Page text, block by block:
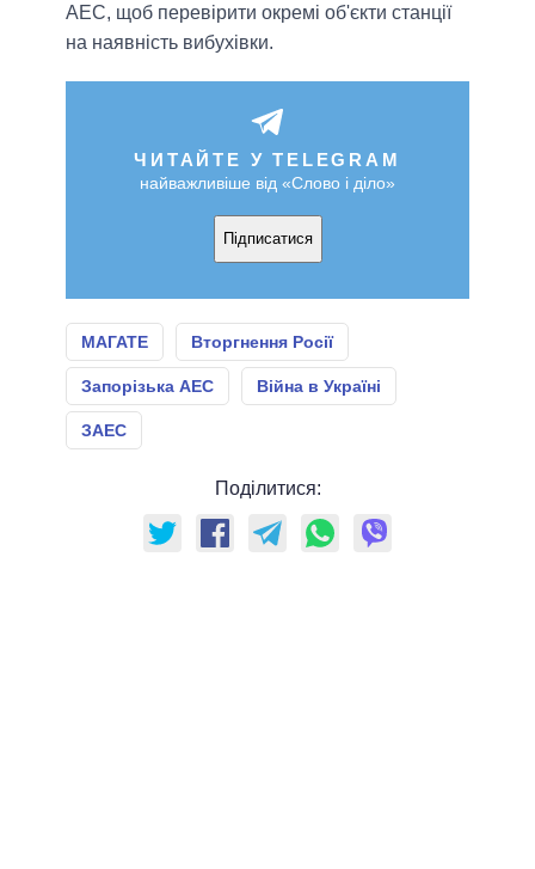
АЕС, щоб перевірити окремі об'єкти станції
на наявність вибухівки.
ЧИТАЙТЕ У TELEGRAM
найважливіше від «Слово і діло»
Підписатися
МАГАТЕ Вторгнення Росії
Запорізька АЕС Війна в Україні
ЗАЕС
Поділитися: